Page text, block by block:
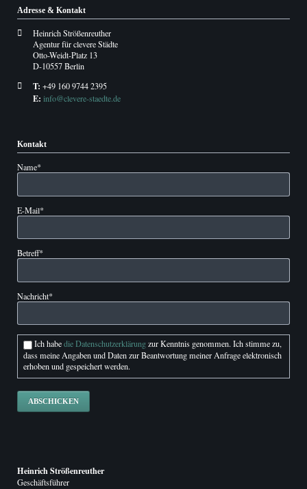
Adresse & Kontakt
Heinrich Strößenreuther
Agentur für clevere Städte
Otto-Weidt-Platz 13
D-10557 Berlin
T: +49 160 9744 2395
E: info@clevere-staedte.de
Kontakt
Pflichtfeld
Name*
Pflichtfeld
E-Mail*
Pflichtfeld
Betreff*
Pflichtfeld
Nachricht*
Ich habedie Datenschutzerklärungzur Kenntnis genommen. Ich stimme zu,
dass meine Angaben und Daten zur Beantwortung meiner Anfrage elektronisch
erhoben und gespeichert werden.
ABSCHICKEN
Heinrich Strößenreuther
Geschäftsführer